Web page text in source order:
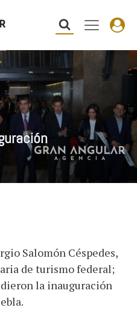
Salomón Céspedes,
de turismo federal;
la inauguración